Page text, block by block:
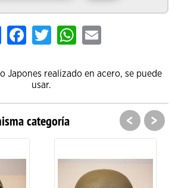
Share FacebookTwitterWhatsApp
Email
Japones realizado en acero, se puede
usar.
categoría < >